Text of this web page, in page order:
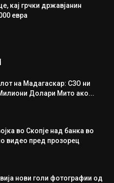
кај грчки државјанин
евра
на Мадагаскар: СЗО ни
Долари Мито ако...
во Скопје над банка во
видео пред прозорец
нови голи фотографии од